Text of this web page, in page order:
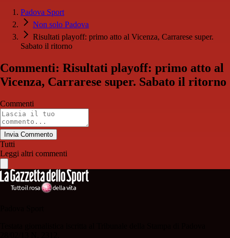
Padova Sport
Non solo Padova
Risultati playoff: primo atto al Vicenza, Carrarese super.
Sabato il ritorno
Commenti: Risultati playoff: primo atto al
Vicenza, Carrarese super. Sabato il ritorno
Commenti
Invia Commento
Tutti
Leggi altri commenti